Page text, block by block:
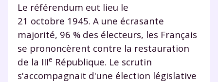
Le référendum eut lieu le
21 octobre 1945. A une écrasante
majorité, 96 % des électeurs, les Français
se prononcèrent contre la restauration
de la IIIe République. Le scrutin
s'accompagnait d'une élection législative